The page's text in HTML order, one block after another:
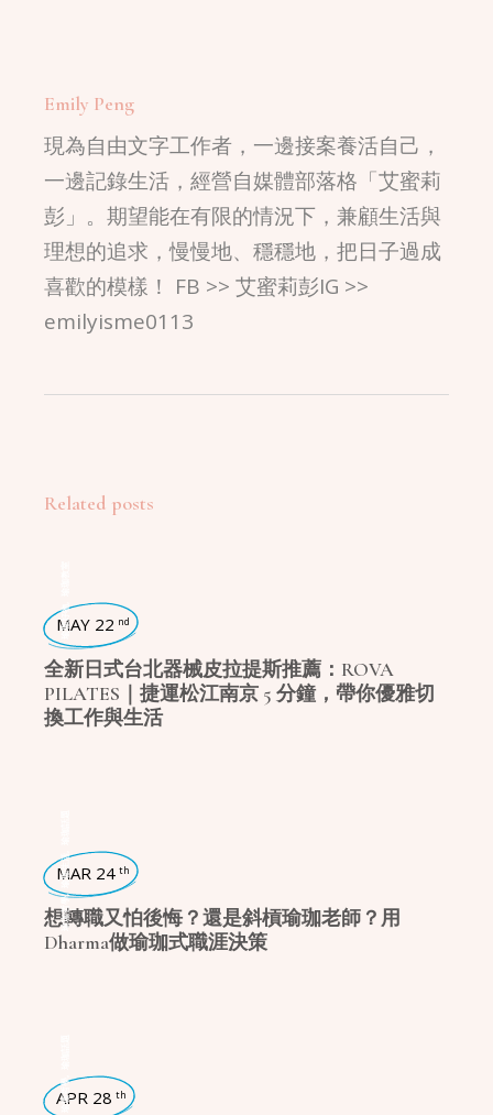
Emily Peng
現為自由文字工作者，一邊接案養活自己，
一邊記錄生活，經營自媒體部落格「艾蜜莉
彭」。期望能在有限的情況下，兼顧生活與
理想的追求，慢慢地、穩穩地，把日子過成
喜歡的模樣！ FB >> 艾蜜莉彭IG >>
emilyisme0113
Related posts
瑜珈好物
MAY 22 nd
全新日式台北器械皮拉提斯推薦：ROVA
PILATES｜捷運松江南京 5 分鐘，帶你優雅切
換工作與生活
瑜珈哲學
瑜珈生活
MAR 24 th
想轉職又怕後悔？還是斜槓瑜珈老師？用
Dharma做瑜珈式職涯決策
瑜珈哲學
APR 28 th